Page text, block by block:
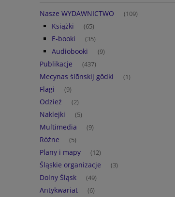
Nasze WYDAWNICTWO (109)
Książki (65)
E-booki (35)
Audiobooki (9)
Publikacje (437)
Mecynas ślōnskij gŏdki (1)
Flagi (9)
Odzież (2)
Naklejki (5)
Multimedia (9)
Różne (5)
Plany i mapy (12)
Śląskie organizacje (3)
Dolny Śląsk (49)
Antykwariat (6)